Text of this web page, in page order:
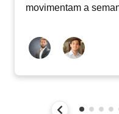
movimentam a